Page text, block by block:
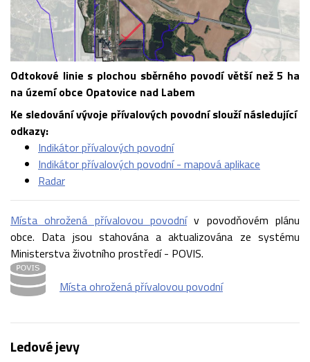
Odtokové linie s plochou sběrného povodí větší než 5 ha
na území obce Opatovice nad Labem
Ke sledování vývoje přívalových povodní slouží následující
odkazy:
Indikátor přívalových povodní
Indikátor přívalových povodní - mapová aplikace
Radar
Místa ohrožená přívalovou povodnív povodňovém plánu
obce. Data jsou stahována a aktualizována ze systému
Ministerstva životního prostředí - POVIS.
Místa ohrožená přívalovou povodní
Ledové jevy